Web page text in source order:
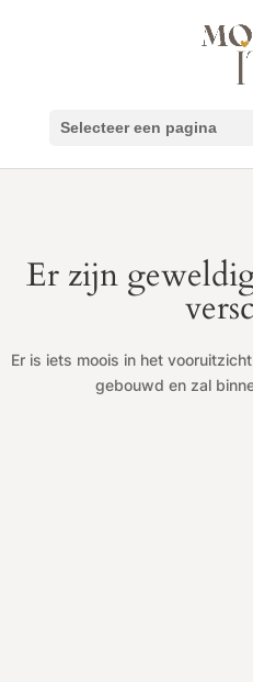
Selecteer een pagina
Er zijn
Er is iets moois in het
gebouwd en zal